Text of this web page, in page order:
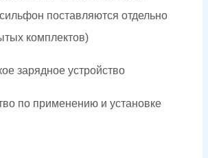
поставляются отдельно
комплектов)
зарядное устройство
по применению и установке